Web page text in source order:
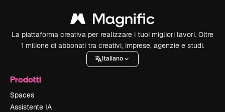
La piattaforma creativa per realizzare i tuoi migliori lavori. Oltre
1 milione di abbonati tra creativi, imprese, agenzie e studi.
Italiano
Prodotti
Spaces
Assistente IA